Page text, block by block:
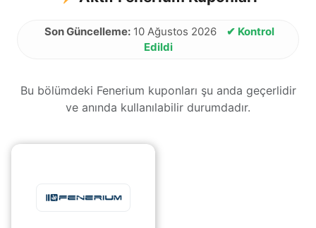
Son Güncelleme: 10 Ağustos 2026
✔ Kontrol
Edildi
Bu bölümdeki Fenerium kuponları şu anda geçerlidir
ve anında kullanılabilir durumdadır.